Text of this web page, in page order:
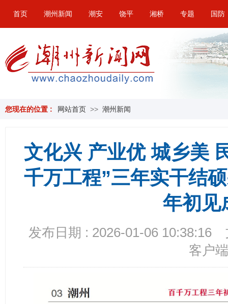
首页 潮州新闻 潮安 饶平 湘桥 专题 国防
您现在的位置 : 网站首页 >> 潮州新闻
文化兴 产业优 城乡美
千万工程”三年实干结
年初见
发布日期 : 2026-01-06 10:38:16
客户端